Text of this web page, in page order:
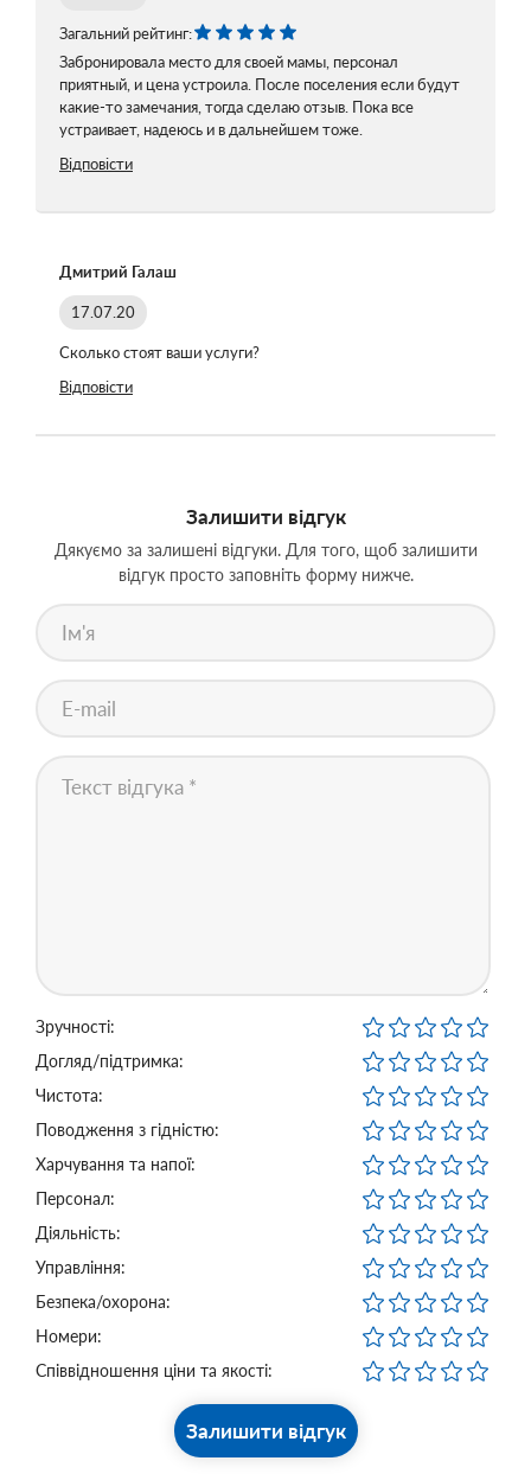
Загальний рейтинг:
Забронировала место для своей мамы, персонал
приятный, и цена устроила. После поселения если будут
какие-то замечания, тогда сделаю отзыв. Пока все
устраивает, надеюсь и в дальнейшем тоже.
Відповісти
Дмитрий Галаш
17.07.20
Сколько стоят ваши услуги?
Відповісти
Залишити відгук
Дякуємо за залишені відгуки. Для того, щоб залишити
відгук просто заповніть форму нижче.
Зручності:
Догляд/підтримка:
Чистота:
Поводження з гідністю:
Харчування та напої:
Персонал:
Діяльність:
Управління:
Безпека/охорона:
Номери:
Співвідношення ціни та якості:
Залишити відгук